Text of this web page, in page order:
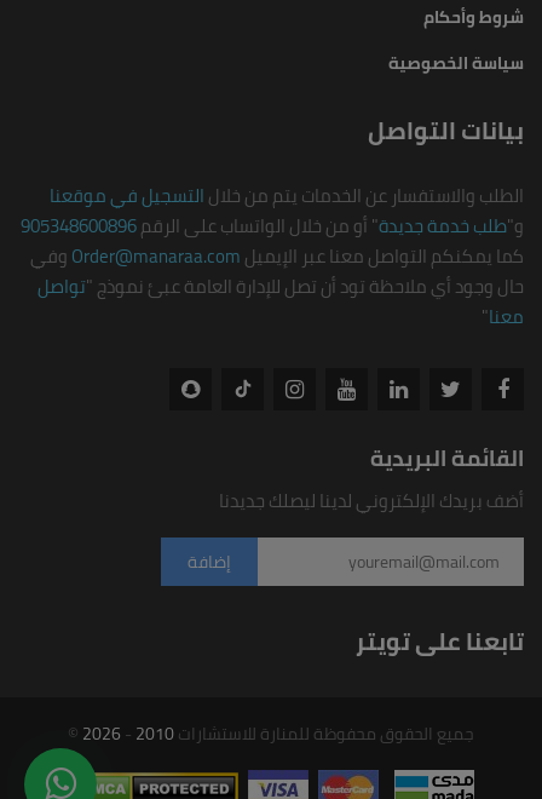
شروط وأحكام
سياسة الخصوصية
بيانات التواصل
الطلب والاستفسار عن الخدمات يتم من خلالالتسجيل في موقعنا
و"طلب خدمة جديدة" أو من خلال الواتساب على الرقم905348600896
كما يمكنكم التواصل معنا عبر الإيميلOrder@manaraa.comوفي
حال وجود أي ملاحظة تود أن تصل للإدارة العامة عبئ نموذج "تواصل
معنا"
القائمة البريدية
أضف بريدك الإلكتروني لدينا ليصلك جديدنا
تابعنا على تويتر
جميع الحقوق محفوظة للمنارة للاستشارات2010
-
2026
©